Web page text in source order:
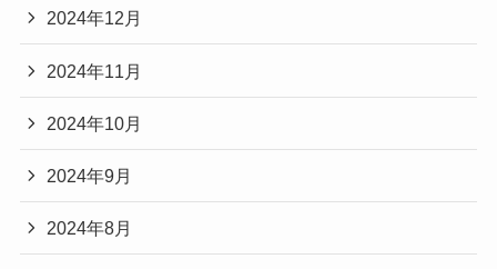
2024年12月
2024年11月
2024年10月
2024年9月
2024年8月